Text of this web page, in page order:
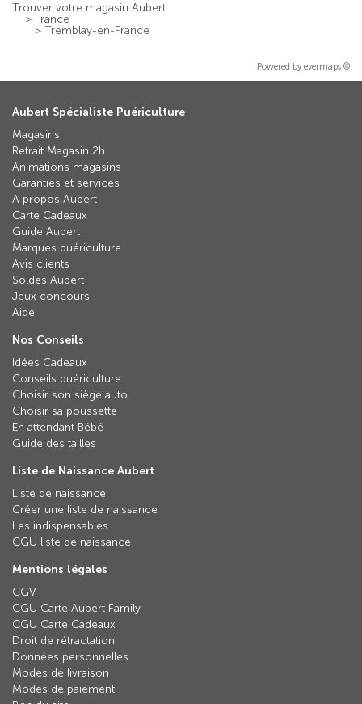
Trouver votre magasin Aubert
> France
> Tremblay-en-France
Powered by evermaps ©
Aubert Spécialiste Puériculture
Magasins
Retrait Magasin 2h
Animations magasins
Garanties et services
A propos Aubert
Carte Cadeaux
Guide Aubert
Marques puériculture
Avis clients
Soldes Aubert
Jeux concours
Aide
Nos Conseils
Idées Cadeaux
Conseils puériculture
Choisir son siège auto
Choisir sa poussette
En attendant Bébé
Guide des tailles
Liste de Naissance Aubert
Liste de naissance
Créer une liste de naissance
Les indispensables
CGU liste de naissance
Mentions légales
CGV
CGU Carte Aubert Family
CGU Carte Cadeaux
Droit de rétractation
Données personnelles
Modes de livraison
Modes de paiement